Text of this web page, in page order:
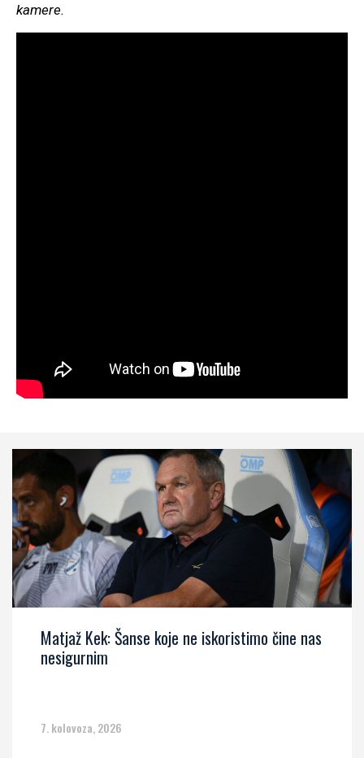
kamere.
Matjaž Kek: Šanse koje ne iskoristimo čine nas
nesigurnim
7. kolovoza, 2026